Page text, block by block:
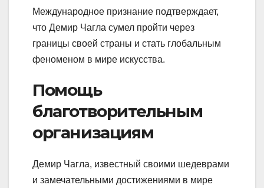
Международное признание подтверждает,
что Демир Чагла сумел пройти через
границы своей страны и стать глобальным
феноменом в мире искусства.
Помощь
благотворительным
организациям
Демир Чагла, известный своими шедеврами
и замечательными достижениями в мире